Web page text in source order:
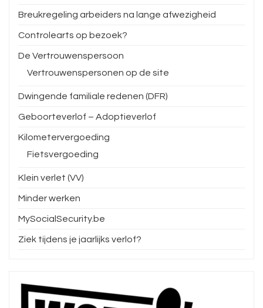
Breukregeling arbeiders na lange afwezigheid
Controlearts op bezoek?
De Vertrouwenspersoon
Vertrouwenspersonen op de site
Dwingende familiale redenen (DFR)
Geboorteverlof – Adoptieverlof
Kilometervergoeding
Fietsvergoeding
Klein verlet (VV)
Minder werken
MySocialSecurity.be
Ziek tijdens je jaarlijks verlof?